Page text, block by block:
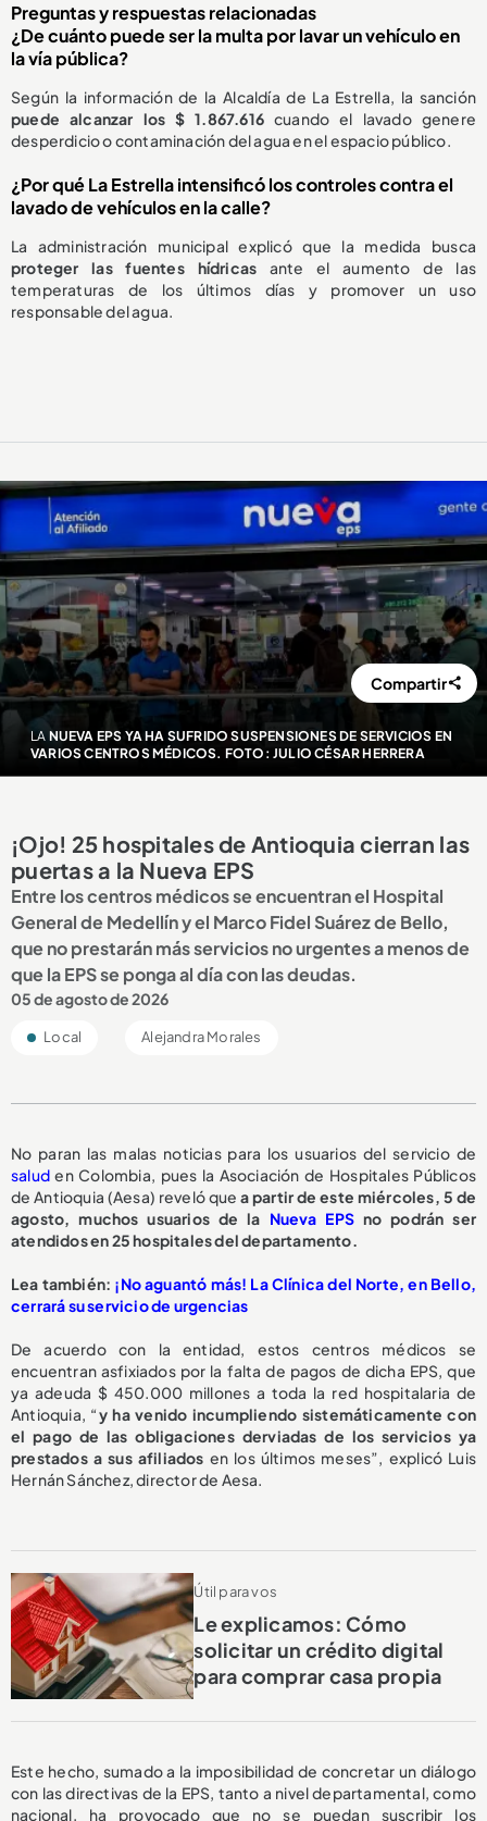
Preguntas y respuestas relacionadas
¿De cuánto puede ser la multa por lavar un vehículo en
la vía pública?
Según la información de la Alcaldía de La Estrella, la sanción
puede alcanzar los $ 1.867.616 cuando el lavado genere
desperdicio o contaminación del agua en el espacio público.
¿Por qué La Estrella intensificó los controles contra el
lavado de vehículos en la calle?
La administración municipal explicó que la medida busca
proteger las fuentes hídricas ante el aumento de las
temperaturas de los últimos días y promover un uso
responsable del agua.
LA NUEVA EPS YA HA SUFRIDO SUSPENSIONES DE SERVICIOS EN
VARIOS CENTROS MÉDICOS. FOTO: JULIO CÉSAR HERRERA
Compartir
¡Ojo! 25 hospitales de Antioquia cierran las
puertas a la Nueva EPS
Entre los centros médicos se encuentran el Hospital
General de Medellín y el Marco Fidel Suárez de Bello,
que no prestarán más servicios no urgentes a menos de
que la EPS se ponga al día con las deudas.
05 de agosto de 2026
Local Alejandra Morales
No paran las malas noticias para los usuarios del servicio de
salud en Colombia, pues la Asociación de Hospitales Públicos
de Antioquia (Aesa) reveló quea partir de este miércoles, 5 de
agosto, muchos usuarios de la Nueva EPS no podrán ser
atendidos en 25 hospitales del departamento.
Lea también: ¡No aguantó más! La Clínica del Norte, en Bello,
cerrará su servicio de urgencias
De acuerdo con la entidad, estos centros médicos se
encuentran asfixiados por la falta de pagos de dicha EPS, que
ya adeuda $ 450.000 millones a toda la red hospitalaria de
Antioquia, “y ha venido incumpliendo sistemáticamente con
el pago de las obligaciones derviadas de los servicios ya
prestados a sus afiliados en los últimos meses”, explicó Luis
Hernán Sánchez, director de Aesa.
Útil para vos
Le explicamos: Cómo
solicitar un crédito digital
para comprar casa propia
Este hecho, sumado a la imposibilidad de concretar un diálogo
con las directivas de la EPS, tanto a nivel departamental, como
nacional, ha provocado que no se puedan suscribir los